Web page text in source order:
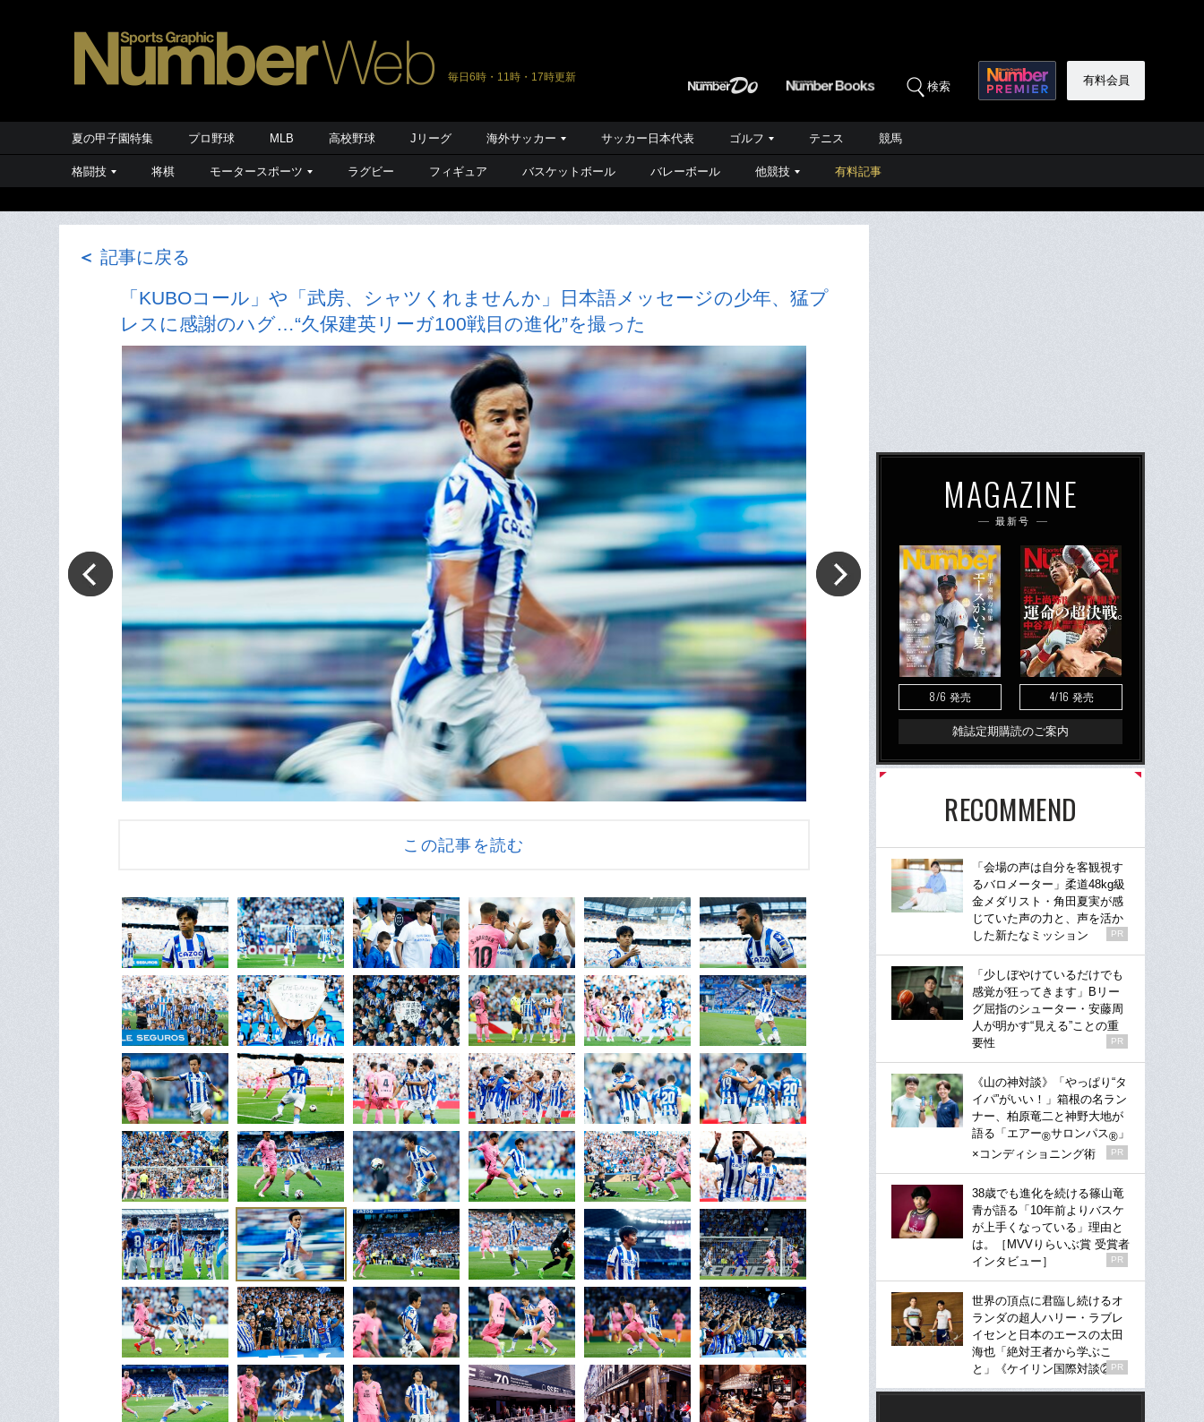
毎日6時・11時・17時更新
検索 有料会員
夏の甲子園特集 プロ野球 MLB 高校野球 Jリーグ 海外サッカー サッカー日本代表 ゴルフ テニス 競馬
格闘技 将棋 モータースポーツ ラグビー フィギュア バスケットボール バレーボール 他競技 有料記事
＜ 記事に戻る
「KUBOコール」や「武房、シャツくれませんか」日本語メッセージの少年、猛プ
レスに感謝のハグ…“久保建英リーガ100戦目の進化”を撮った
この記事を読む
MAGAZINE
最新号
8/6 発売 4/16 発売
雑誌定期購読のご案内
RECOMMEND
「会場の声は自分を客観視す
るバロメーター」柔道48kg級
金メダリスト・角田夏実が感
じていた声の力と、声を活か
した新たなミッション
PR
「少しぼやけているだけでも
感覚が狂ってきます」Bリー
グ屈指のシューター・安藤周
人が明かす“見える”ことの重
要性
PR
《山の神対談》「やっぱり“タ
イパ”がいい！」箱根の名ラン
ナー、柏原竜二と神野大地が
語る「エアー®サロンパス® 」
×コンディショニング術
PR
38歳でも進化を続ける篠山竜
青が語る「10年前よりバスケ
が上手くなっている」理由と
は。［MVVりらいぶ賞 受賞者
インタビュー］
PR
世界の頂点に君臨し続けるオ
ランダの超人ハリー・ラブレ
イセンと日本のエースの太田
海也「絶対王者から学ぶこ
と」《ケイリン国際対談②》
PR